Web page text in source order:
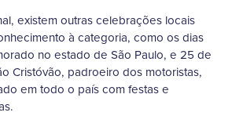
existem outras celebrações locais
à categoria, como os dias
no estado de São Paulo, e 25 de
Cristóvão, padroeiro dos motoristas,
em todo o país com festas e